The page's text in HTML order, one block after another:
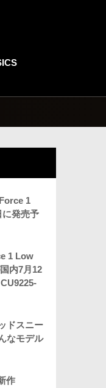
1
に発売予
1 Low
内7月12
ドスニー
なモデル
作